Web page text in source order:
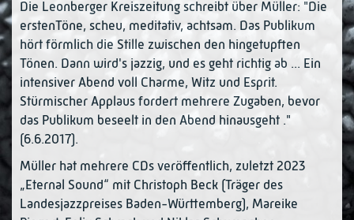
Die Leonberger Kreiszeitung schreibt über Müller: "Die
erstenTöne, scheu, meditativ, achtsam. Das Publikum
hört förmlich die Stille zwischen den hingetupften
Tönen. Dann wird's jazzig, und es geht richtig ab ... Ein
intensiver Abend voll Charme, Witz und Esprit.
Stürmischer Applaus fordert mehrere Zugaben, bevor
das Publikum beseelt in den Abend hinausgeht ."
(6.6.2017).
Müller hat mehrere CDs veröffentlich, zuletzt 2023
„Eternal Sound“ mit Christoph Beck (Träger des
Landesjazzpreises Baden-Württemberg), Mareike